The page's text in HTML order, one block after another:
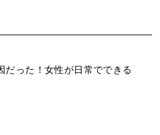
だった！女性が日常でできる